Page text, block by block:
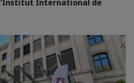
International de